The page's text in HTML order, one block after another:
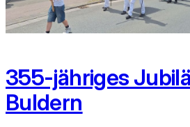
355-jähriges
Buldern